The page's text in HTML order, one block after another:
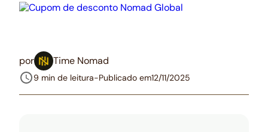
por Time Nomad
9 min de leitura-Publicado em12/11/2025